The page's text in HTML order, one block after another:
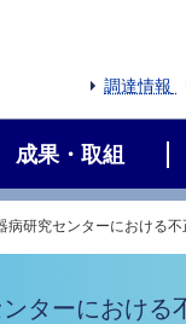
調達情報
成果・取組
病研究センターにおける
ターにおける